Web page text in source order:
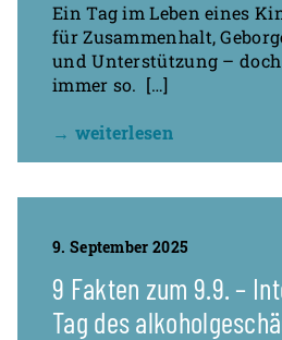
Ein Tag im Leben eines
für Zusammenhalt,
und Unterstützung –
immer so. […]
→ weiterlesen
9. September 2025
9 Fakten zum 9.9. –
Tag des